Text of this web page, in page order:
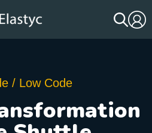
/ Low Code